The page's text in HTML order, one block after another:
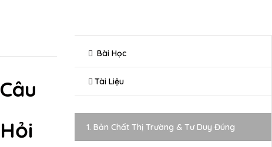
Câu
Hỏi
Bài Học
Tài Liệu
1. Bản Chất Thị Trường & Tư Duy Đúng